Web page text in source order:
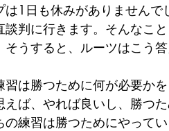
1日も休みがありませんで
判に行きます。そんなこ
うすると、ルーツはこう答
習は勝つために何が必要か
ば、やれば良いし、勝つ
練習は勝つためにやって